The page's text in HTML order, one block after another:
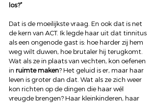
los?”
Dat is de moeilijkste vraag. En ook dat is net
de kern van ACT. Ik legde haar uit dat tinnitus
als een ongenode gast is: hoe harder zij hem
weg wilt duwen, hoe brutaler hij terugkomt.
Wat als ze in plaats van vechten, kon oefenen
in ruimte maken? Het geluid is er, maar haar
leven is groter dan dat. Wat als ze zich weer
kon richten op de dingen die haar wél
vreugde brengen? Haar kleinkinderen, haar